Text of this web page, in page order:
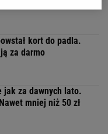
kort do padla.
za darmo
jak za dawnych lato.
mniej niż 50 zł